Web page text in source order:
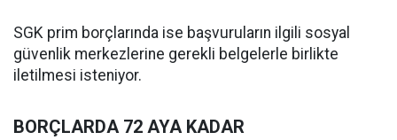
SGK prim borçlarında ise başvuruların ilgili sosyal
güvenlik merkezlerine gerekli belgelerle birlikte
iletilmesi isteniyor.
BORÇLARDA 72 AYA KADAR